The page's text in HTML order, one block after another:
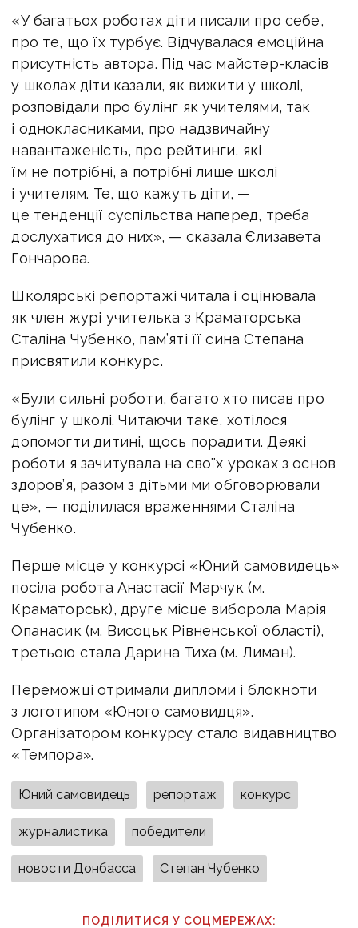
«У багатьох роботах діти писали про себе,
про те, що їх турбує. Відчувалася емоційна
присутність автора. Під час майстер-класів
у школах діти казали, як вижити у школі,
розповідали про булінг як учителями, так
і однокласниками, про надзвичайну
навантаженість, про рейтинги, які
їм не потрібні, а потрібні лише школі
і учителям. Те, що кажуть діти, —
це тенденції суспільства наперед, треба
дослухатися до них», — сказала Єлизавета
Гончарова.
Школярські репортажі читала і оцінювала
як член журі учителька з Краматорська
Сталіна Чубенко, пам’яті її сина Степана
присвятили конкурс.
«Були сильні роботи, багато хто писав про
булінг у школі. Читаючи таке, хотілося
допомогти дитині, щось порадити. Деякі
роботи я зачитувала на своїх уроках з основ
здоров’я, разом з дітьми ми обговорювали
це», — поділилася враженнями Сталіна
Чубенко.
Перше місце у конкурсі «Юний самовидець»
посіла робота Анастасії Марчук (м.
Краматорськ), друге місце виборола Марія
Опанасик (м. Висоцьк Рівненської області),
третьою стала Дарина Тиха (м. Лиман).
Переможці отримали дипломи і блокноти
з логотипом «Юного самовидця».
Організатором конкурсу стало видавництво
«Темпора».
Юний самовидець репортаж конкурс
журналистика победители
новости Донбасса Степан Чубенко
ПОДІЛИТИСЯ У СОЦМЕРЕЖАХ: